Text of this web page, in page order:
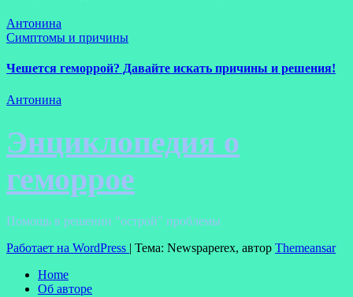
Антонина
Симптомы и причины
Чешется геморрой? Давайте искать причины и решения!
Антонина
Энциклопедия о
геморрое
Помощь в решении "острой" проблемы
Работает на WordPress
Тема: Newspaperex, автор Themeansar
Home
Об авторе